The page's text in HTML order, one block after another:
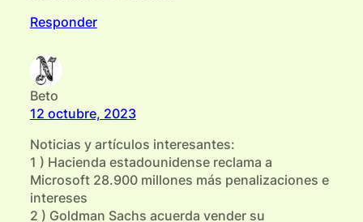
Responder
Beto
12 octubre, 2023
Noticias y artículos interesantes:
1 ) Hacienda estadounidense reclama a
Microsoft 28.900 millones más penalizaciones e
intereses
2 ) Goldman Sachs acuerda vender su